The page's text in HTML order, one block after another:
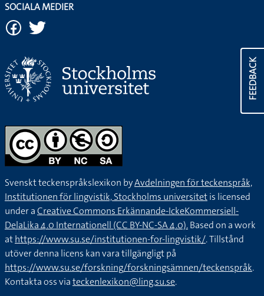
FEEDBACK
SOCIALA MEDIER
Svenskt teckenspråkslexikon byAvdelningen för teckenspråk,
Institutionen för lingvistik, Stockholms universitetis licensed
under aCreative Commons Erkännande-IckeKommersiell-
DelaLika 4.0 Internationell (CC BY-NC-SA 4.0).Based on a work
athttps://www.su.se/institutionen-for-lingvistik/. Tillstånd
utöver denna licens kan vara tillgängligt på
https://www.su.se/forskning/forskningsämnen/teckenspråk.
Kontakta oss viateckenlexikon@ling.su.se.